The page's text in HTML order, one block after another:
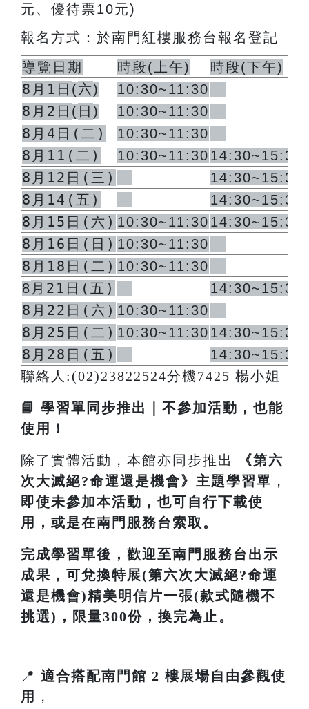
元、優待票10元)
報名方式：於南門紅樓服務台報名登記
導覽日期
時段( 上午) 時段(下午)
8月1日 (六) 10:30~11:30
8月2日 ( 日 ) 10:30~11:30
8月4日(二) 10:30~11:30
8月11(二) 10:30~11:30 14:30~15:30
8月12日(三) 14:30~15:30
8月14(五) 14:30~15:30
8月15日(六) 10:30~11:30 14:30~15:30
8月16日(日) 10:30~11:30
8月18日(二) 10:30~11:30
8 月21日(五) 14:30~15:30
8月22日(六) 10:30~11:30
8月25日(二) 10:30~11:30 14:30~15:30
8月28日(五)
14:30~15:30
聯絡人:(02)23822524分機7425 楊小姐
📘 學習單同步推出｜不參加活動，也能
使用！
除了實體活動，本館亦同步推出 《第六
次大滅絕?命運還是機會》主題學習單 ，
即使未參加本活動，也可自行下載使
用，或是在南門服務台索取。
完成學習單後，歡迎至南門服務台出示
成果，可兌換特展(第六次大滅絕?命運
還是機會)精美明信片一張(款式隨機不
挑選)，限量300份，換完為止。
📍 適合搭配南門館 2 樓展場自由參觀使
用
，